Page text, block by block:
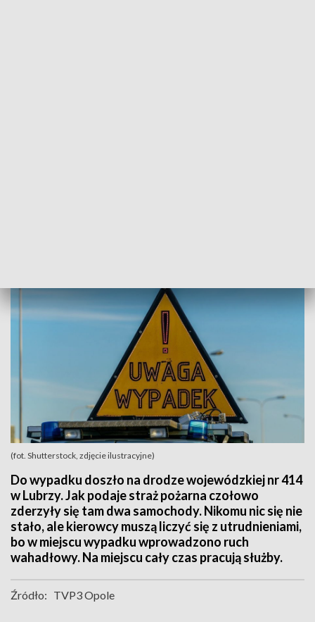
(fot. Shutterstock, zdjęcie ilustracyjne)
Do wypadku doszło na drodze wojewódzkiej nr 414
w Lubrzy. Jak podaje straż pożarna czołowo
zderzyły się tam dwa samochody. Nikomu nic się nie
stało, ale kierowcy muszą liczyć się z utrudnieniami,
bo w miejscu wypadku wprowadzono ruch
wahadłowy. Na miejscu cały czas pracują służby.
Źródło: TVP3 Opole